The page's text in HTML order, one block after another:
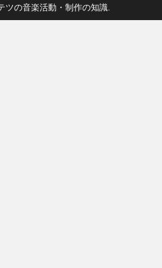
ツの音楽活動・制作の知識.